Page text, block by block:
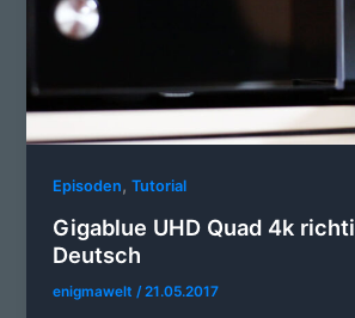
Episoden,Tutorial
Gigablue UHD Quad 4k
Deutsch
enigmawelt/21.05.2017